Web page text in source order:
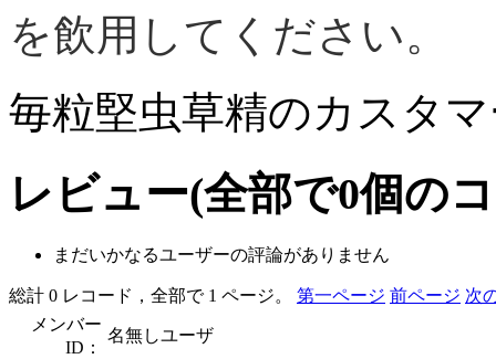
を飲用してください。
毎粒堅虫草精のカスタ
レビュー(全部で0個の
まだいかなるユーザーの評論がありません
総計 0 レコード，全部で 1 ページ。 第一ページ 前ページ 次
メンバー
ID：
名無しユーザ